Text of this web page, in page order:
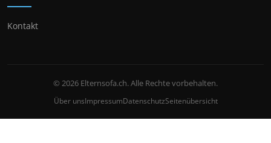
Kontakt
© 2026 Elternsofa.ch. Alle Rechte vorbehalten.
Über unsImpressumDatenschutzSeitenübersicht